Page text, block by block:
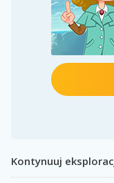
Kontynuuj